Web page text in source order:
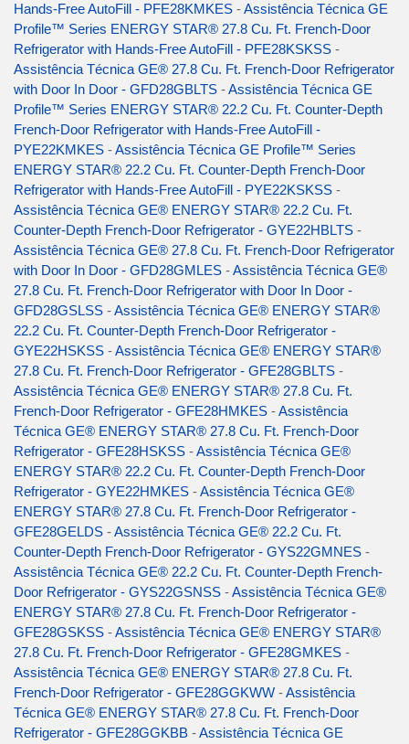
Hands-Free AutoFill - PFE28KMKES -Assistência Técnica GE
Profile™ Series ENERGY STAR® 27.8 Cu. Ft. French-Door
Refrigerator with Hands-Free AutoFill - PFE28KSKSS -
Assistência Técnica GE® 27.8 Cu. Ft. French-Door Refrigerator
with Door In Door - GFD28GBLTS -Assistência Técnica GE
Profile™ Series ENERGY STAR® 22.2 Cu. Ft. Counter-Depth
French-Door Refrigerator with Hands-Free AutoFill -
PYE22KMKES -Assistência Técnica GE Profile™ Series
ENERGY STAR® 22.2 Cu. Ft. Counter-Depth French-Door
Refrigerator with Hands-Free AutoFill - PYE22KSKSS -
Assistência Técnica GE® ENERGY STAR® 22.2 Cu. Ft.
Counter-Depth French-Door Refrigerator - GYE22HBLTS -
Assistência Técnica GE® 27.8 Cu. Ft. French-Door Refrigerator
with Door In Door - GFD28GMLES -Assistência Técnica GE®
27.8 Cu. Ft. French-Door Refrigerator with Door In Door -
GFD28GSLSS -Assistência Técnica GE® ENERGY STAR®
22.2 Cu. Ft. Counter-Depth French-Door Refrigerator -
GYE22HSKSS -Assistência Técnica GE® ENERGY STAR®
27.8 Cu. Ft. French-Door Refrigerator - GFE28GBLTS -
Assistência Técnica GE® ENERGY STAR® 27.8 Cu. Ft.
French-Door Refrigerator - GFE28HMKES -Assistência
Técnica GE® ENERGY STAR® 27.8 Cu. Ft. French-Door
Refrigerator - GFE28HSKSS -Assistência Técnica GE®
ENERGY STAR® 22.2 Cu. Ft. Counter-Depth French-Door
Refrigerator - GYE22HMKES -Assistência Técnica GE®
ENERGY STAR® 27.8 Cu. Ft. French-Door Refrigerator -
GFE28GELDS -Assistência Técnica GE® 22.2 Cu. Ft.
Counter-Depth French-Door Refrigerator - GYS22GMNES -
Assistência Técnica GE® 22.2 Cu. Ft. Counter-Depth French-
Door Refrigerator - GYS22GSNSS -Assistência Técnica GE®
ENERGY STAR® 27.8 Cu. Ft. French-Door Refrigerator -
GFE28GSKSS -Assistência Técnica GE® ENERGY STAR®
27.8 Cu. Ft. French-Door Refrigerator - GFE28GMKES -
Assistência Técnica GE® ENERGY STAR® 27.8 Cu. Ft.
French-Door Refrigerator - GFE28GGKWW -Assistência
Técnica GE® ENERGY STAR® 27.8 Cu. Ft. French-Door
Refrigerator - GFE28GGKBB -Assistência Técnica GE